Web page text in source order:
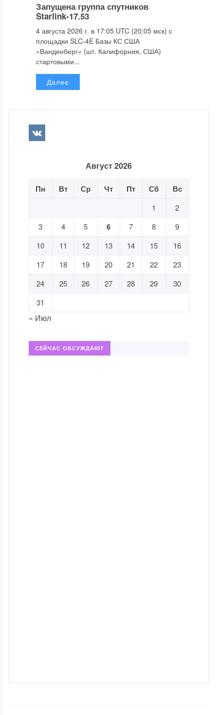
Запущена группа спутников
Starlink-17.53
4 августа 2026 г. в 17:05 UTC (20:05 мск) с
площадки SLC-4E Базы КС США
«Ванденберг» (шт. Калифорния, США)
стартовыми...
Далее
Август 2026
Пн Вт Ср Чт Пт Сб Вс
1
2
3
4 5 6 7 8
9
10
11 12 13 14 15
16
17
18 19 20 21 22
23
24
25 26 27 28 29
30
31
« Июл
СЕЙЧАС ОБСУЖДАЮТ